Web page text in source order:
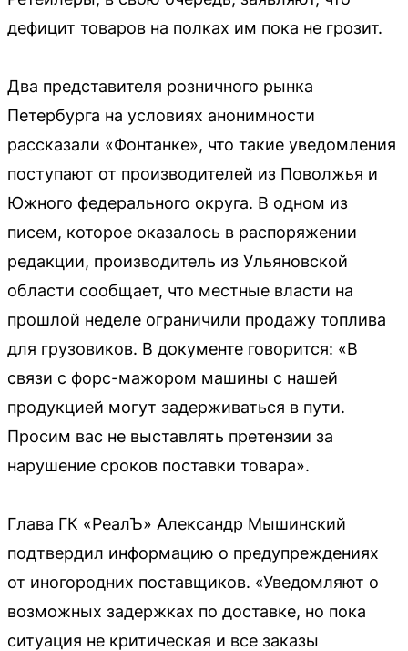
дефицит товаров на полках им пока не грозит.
Два представителя розничного рынка
Петербурга на условиях анонимности
рассказали «Фонтанке», что такие уведомления
поступают от производителей из Поволжья и
Южного федерального округа. В одном из
писем, которое оказалось в распоряжении
редакции, производитель из Ульяновской
области сообщает, что местные власти на
прошлой неделе ограничили продажу топлива
для грузовиков. В документе говорится: «В
связи с форс-мажором машины с нашей
продукцией могут задерживаться в пути.
Просим вас не выставлять претензии за
нарушение сроков поставки товара».
Глава ГК «РеалЪ» Александр Мышинский
подтвердил информацию о предупреждениях
от иногородних поставщиков. «Уведомляют о
возможных задержках по доставке, но пока
ситуация не критическая и все заказы